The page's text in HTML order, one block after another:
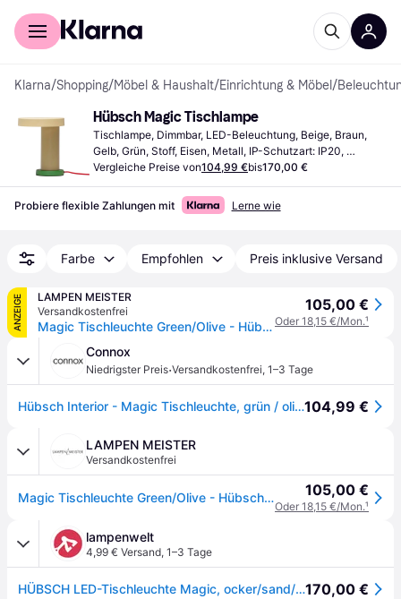
Für Shopper
Klarna/Shopping/Möbel & Haushalt/Einrichtung & Möbel /
Hübsch Magic Tischlampe
Tischlampe, Dimmbar, LED-Beleuchtung, Beige, Braun,
Gelb, Grün, Stoff, Eisen, Metall, IP-Schutzart: IP20,
Lampensockel: E27
Vergleiche Preise von104,99 €bis170,00 €
Probiere flexible Zahlungen mit Lerne wie
Farbe Empfohlen Preis inklusive Versand
ANZEIGE
LAMPEN MEISTER
Versandkostenfrei
Magic Tischleuchte Green/Olive - Hübsch - Wohnzimmer - Design - Metall - Einflammig
105,00 €
Oder 18,15 €/Mon.¹
Connox
Niedrigster Preis·Versandkostenfrei, 1–3 Tage
Hübsch Interior - Magic Tischleuchte, grün / olive104,99 €
LAMPEN MEISTER
Versandkostenfrei
Magic Tischleuchte Green/Olive - Hübsch - Wohnzimmer - Design - Metall - Einflammig 105,00 €
Oder 18,15 €/Mon.¹
lampenwelt
4,99 € Versand, 1–3 Tage
HÜBSCH LED-Tischleuchte Magic, ocker/sand/grün, Eisen170,00 €